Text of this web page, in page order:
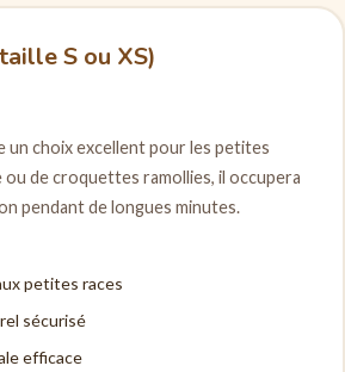
S ou XS)
un choix excellent pour les petites
ou de croquettes ramollies, il occupera
pendant de longues minutes.
petites races
sécurisé
efficace